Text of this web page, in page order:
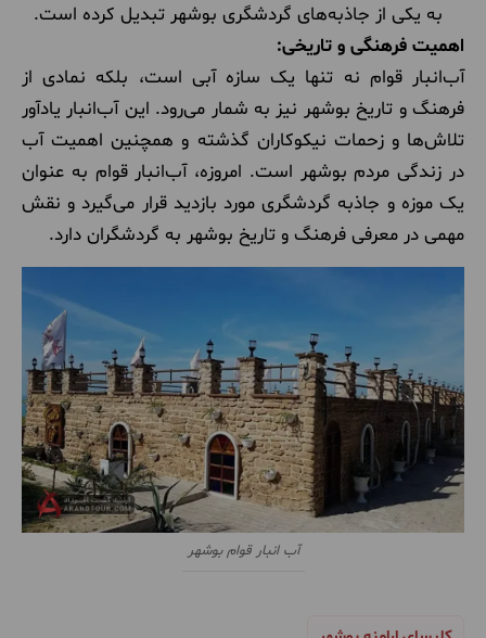
به یکی از جاذبه‌های گردشگری بوشهر تبدیل کرده است.
اهمیت فرهنگی و تاریخی:
آب‌انبار قوام نه تنها یک سازه آبی است، بلکه نمادی از
فرهنگ و تاریخ بوشهر نیز به شمار می‌رود. این آب‌انبار یادآور
تلاش‌ها و زحمات نیکوکاران گذشته و همچنین اهمیت آب
در زندگی مردم بوشهر است. امروزه، آب‌انبار قوام به عنوان
یک موزه و جاذبه گردشگری مورد بازدید قرار می‌گیرد و نقش
مهمی در معرفی فرهنگ و تاریخ بوشهر به گردشگران دارد.
آب انبار قوام بوشهر